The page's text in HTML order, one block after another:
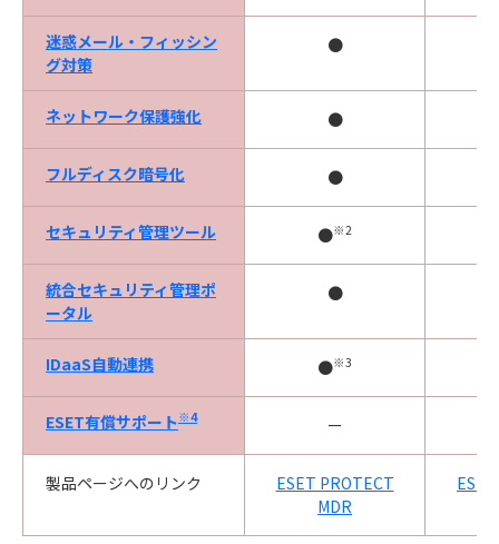
迷惑メール・フィッシン
グ対策
●
ネットワーク保護強化 ●
フルディスク暗号化 ●
セキュリティ管理ツール ●※2
統合セキュリティ管理ポ
ータル
●
IDaaS自動連携 ●※3
ESET有償サポート※4 ー
製品ページへのリンク
ESET PROTECT
MDR